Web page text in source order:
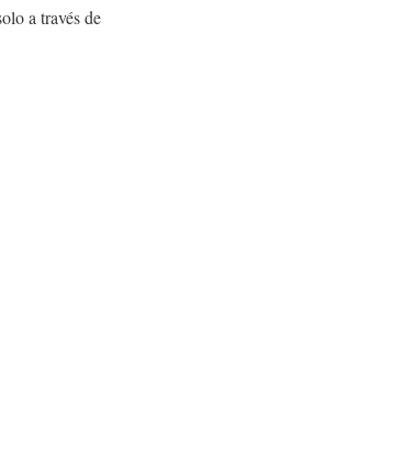
a través de